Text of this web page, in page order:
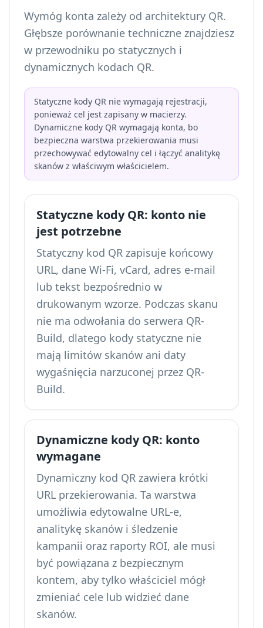
Wymóg konta zależy od architektury QR.
Głębsze porównanie techniczne znajdziesz
w przewodniku po statycznych i
dynamicznych kodach QR.
Statyczne kody QR nie wymagają rejestracji,
ponieważ cel jest zapisany w macierzy.
Dynamiczne kody QR wymagają konta, bo
bezpieczna warstwa przekierowania musi
przechowywać edytowalny cel i łączyć analitykę
skanów z właściwym właścicielem.
Statyczne kody QR: konto nie
jest potrzebne
Statyczny kod QR zapisuje końcowy
URL, dane Wi-Fi, vCard, adres e-mail
lub tekst bezpośrednio w
drukowanym wzorze. Podczas skanu
nie ma odwołania do serwera QR-
Build, dlatego kody statyczne nie
mają limitów skanów ani daty
wygaśnięcia narzuconej przez QR-
Build.
Dynamiczne kody QR: konto
wymagane
Dynamiczny kod QR zawiera krótki
URL przekierowania. Ta warstwa
umożliwia edytowalne URL-e,
analitykę skanów i śledzenie
kampanii oraz raporty ROI, ale musi
być powiązana z bezpiecznym
kontem, aby tylko właściciel mógł
zmieniać cele lub widzieć dane
skanów.